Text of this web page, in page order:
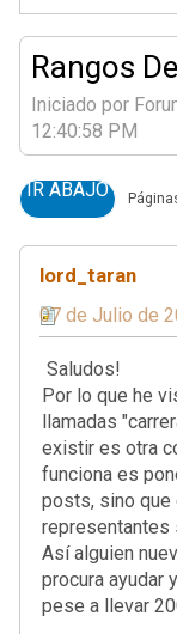
Rangos
Iniciado por
12:40:58 PM
IR ABAJO
lord_taran
07 de Julio de
Saludos!
Por lo que he
llamadas
existir es otra
funciona es
posts, sino que
representantes
Así alguien
procura ayudar
pese a llevar